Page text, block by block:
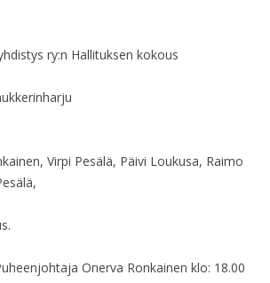
ry:n Hallituksen kokous
Virpi Pesälä, Päivi Loukusa, Raimo
Onerva Ronkainen klo: 18.00